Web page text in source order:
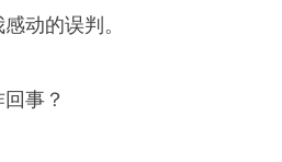
动的误判。
事？